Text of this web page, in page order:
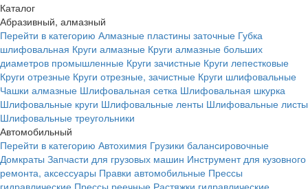
Каталог
Абразивный, алмазный
Перейти в категорию Алмазные пластины заточные Губка
шлифовальная Круги алмазные Круги алмазные больших
диаметров промышленные Круги зачистные Круги лепестковые
Круги отрезные Круги отрезные, зачистные Круги шлифовальные
Чашки алмазные Шлифовальная сетка Шлифовальная шкурка
Шлифовальные круги Шлифовальные ленты Шлифовальные листы
Шлифовальные треугольники
Автомобильный
Перейти в категорию Автохимия Грузики балансировочные
Домкраты Запчасти для грузовых машин Инструмент для кузовного
ремонта, аксессуары Правки автомобильные Прессы
гидравлические Прессы реечные Растяжки гидравлические